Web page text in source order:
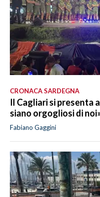
CRONACA SARDEGNA
Il Cagliari si presenta
siano orgogliosi di
Fabiano Gaggini